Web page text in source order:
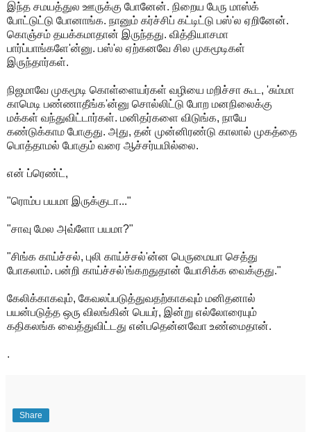
இந்த சமயத்துல ஊருக்கு போனேன். நிறைய பேரு மாஸ்க்
போட்டுட்டு போனாங்க. நானும் கர்ச்சிப் கட்டிட்டு பஸ்'ல ஏறினேன்.
கொஞ்சம் தயக்கமாதான் இருந்தது. வித்தியாசமா
பார்ப்பாங்களே'ன்னு. பஸ்'ல ஏற்கனவே சில முகமூடிகள்
இருந்தார்கள்.
நிஜமாவே முகமூடி கொள்ளையர்கள் வழியை மறிச்சா கூட, 'சும்மா
காமெடி பண்ணாதீங்க'ன்னு சொல்லிட்டு போற மனநிலைக்கு
மக்கள் வந்துவிட்டார்கள். மனிதர்களை விடுங்க, நாயே
கண்டுக்காம போகுது. அது, தன் முன்னிரண்டு காலால் முகத்தை
பொத்தாமல் போகும் வரை ஆச்சர்யமில்லை.
என் ப்ரெண்ட்,
"ரொம்ப பயமா இருக்குடா..."
"சாவு மேல அவ்ளோ பயமா?"
"சிங்க காய்ச்சல், புலி காய்ச்சல்'ன்ன பெருமையா செத்து
போகலாம். பன்றி காய்ச்சல்'ங்கறதுதான் யோசிக்க வைக்குது."
கேலிக்காகவும், கேவலப்படுத்துவதற்காகவும் மனிதனால்
பயன்படுத்த ஒரு விலங்கின் பெயர், இன்று எல்லோரையும்
கதிகலங்க வைத்துவிட்டது என்பதென்னவோ உண்மைதான்.
.
Share